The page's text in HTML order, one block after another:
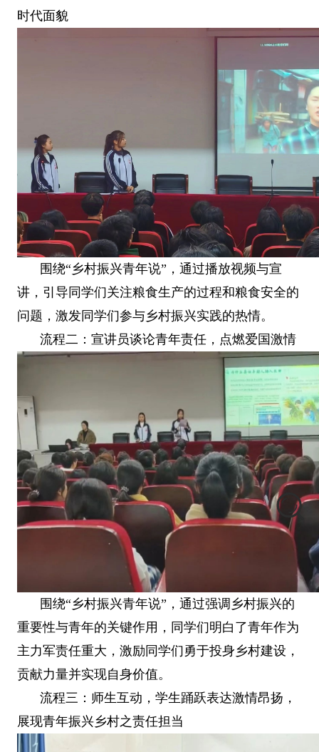
时代面貌
围绕“乡村振兴青年说”，通过播放视频与宣
讲，引导同学们关注粮食生产的过程和粮食安全的
问题，激发同学们参与乡村振兴实践的热情。
流程二：宣讲员谈论青年责任，点燃爱国激情
围绕“乡村振兴青年说”，通过强调乡村振兴的
重要性与青年的关键作用，同学们明白了青年作为
主力军责任重大，激励同学们勇于投身乡村建设，
贡献力量并实现自身价值。
流程三： 师生互动，学生踊跃表达激情昂扬，
展现青年振兴乡村之责任担当